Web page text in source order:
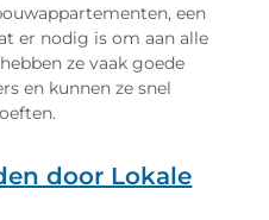
een
er nodig is om aan alle
ze vaak goede
en kunnen ze snel
door Lokale